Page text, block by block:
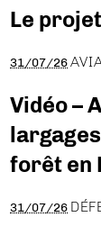
Le
31/07/26
Vidéo –
forêt en
31/07/26